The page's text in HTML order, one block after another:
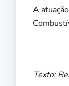
A
Texto: